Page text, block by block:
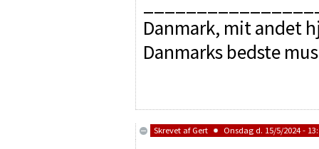
Danmark, mit andet
Danmarks bedste
Skrevet af Gert Onsdag d. 15/5/2024 -